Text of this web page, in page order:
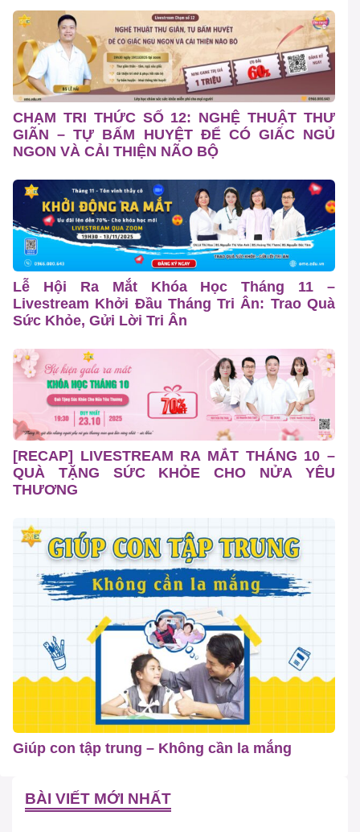
CHẠM TRI THỨC SỐ 12: NGHỆ THUẬT THƯ
GIÃN – TỰ BẤM HUYỆT ĐỂ CÓ GIẤC NGỦ
NGON VÀ CẢI THIỆN NÃO BỘ
Lễ Hội Ra Mắt Khóa Học Tháng 11 –
Livestream Khởi Đầu Tháng Tri Ân: Trao Quà
Sức Khỏe, Gửi Lời Tri Ân
[RECAP] LIVESTREAM RA MẮT THÁNG 10 –
QUÀ TẶNG SỨC KHỎE CHO NỬA YÊU
THƯƠNG
Giúp con tập trung – Không cần la mắng
BÀI VIẾT MỚI NHẤT